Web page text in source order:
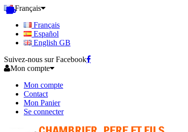
Français
Français
Español
English GB
Suivez-nous sur Facebook
Mon compte
Mon compte
Contact
Mon Panier
Se connecter